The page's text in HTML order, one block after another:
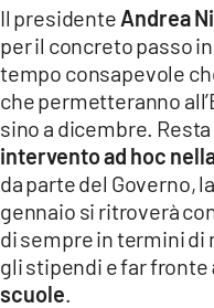
ILVIBONESE.IT
CATANZAROCHANNEL.IT
LACAPITALENEWS.IT
App
ANDROID
APPLE
Il presidente Andrea
per il concreto passo
tempo consapevole
che permetteranno
sino a dicembre.
intervento ad hoc
da parte del Governo,
gennaio si ritroverà
di sempre in termini di
gli stipendi e far fronte
scuole